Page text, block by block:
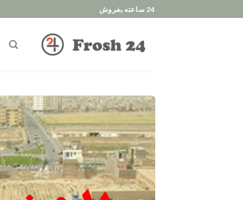
to
24 ساعته بفروش